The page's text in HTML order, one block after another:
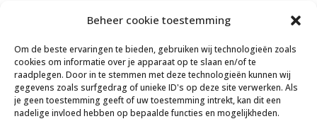
Beheer cookie toestemming
Om de beste ervaringen te bieden, gebruiken wij technologieën zoals
cookies om informatie over je apparaat op te slaan en/of te
raadplegen. Door in te stemmen met deze technologieën kunnen wij
gegevens zoals surfgedrag of unieke ID's op deze site verwerken. Als
je geen toestemming geeft of uw toestemming intrekt, kan dit een
nadelige invloed hebben op bepaalde functies en mogelijkheden.
Penningmeester.
Wij willen iedereen van harte bedanken voor het
stemmen!